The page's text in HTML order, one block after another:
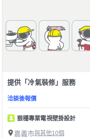
提供「冷氣裝修」服務
洽談後報價
狠穩專業電視壁掛設計
嘉義市與其他10個